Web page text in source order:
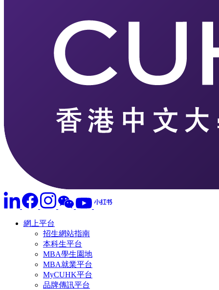
網上平台
招生網站指南
本科生平台
MBA學生園地
MBA就業平台
MyCUHK平台
品牌傳訊平台